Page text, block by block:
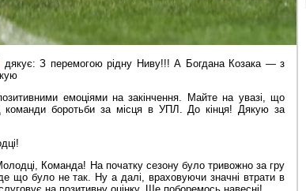
дякує: З перемогою рідну Ниву!!! А Богдана Козака — з
емоціями на закінчення. Майте на увазі, що
команди боротьби за місця в УПЛ. До кінця! Дякую за
Команда! На початку сезону було тривожно за гру
що було не так. Ну а далі, враховуючи значні втрати в